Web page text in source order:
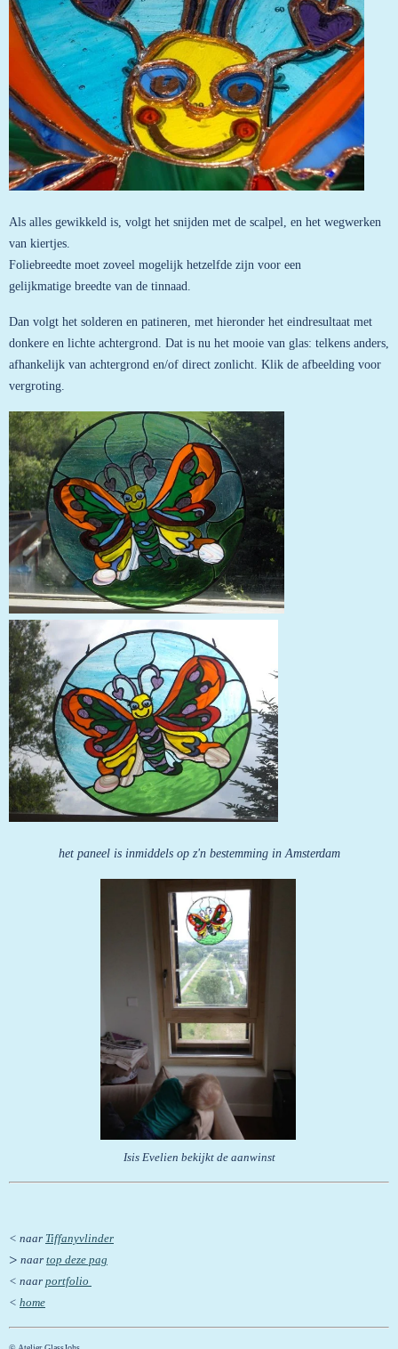
Als alles gewikkeld is, volgt het snijden met de scalpel, en het wegwerken
van kiertjes.
Foliebreedte moet zoveel mogelijk hetzelfde zijn voor een
gelijkmatige breedte van de tinnaad.
Dan volgt het solderen en patineren, met hieronder het eindresultaat met
donkere en lichte achtergrond. Dat is nu het mooie van glas: telkens anders,
afhankelijk van achtergrond en/of direct zonlicht. Klik de afbeelding voor
vergroting.
het paneel is inmiddels op z'n bestemming in Amsterdam
Isis Evelien bekijkt de aanwinst
< naar Tiffanyvlinder
> naar top deze pag
< naar portfolio
< home